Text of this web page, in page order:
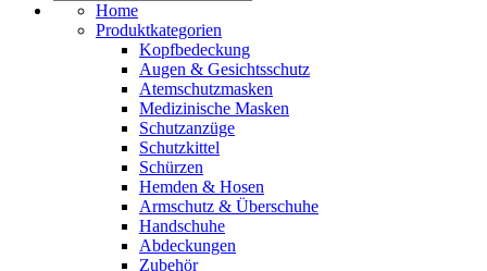
Home
Produktkategorien
Kopfbedeckung
Augen & Gesichtsschutz
Atemschutzmasken
Medizinische Masken
Schutzanzüge
Schutzkittel
Schürzen
Hemden & Hosen
Armschutz & Überschuhe
Handschuhe
Abdeckungen
Zubehör